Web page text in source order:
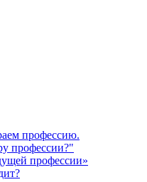
профессию.
профессии?"
профессии»